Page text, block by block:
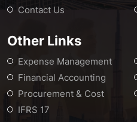
Contact Us
Other Links
Expense Management
Financial Accounting
Procurement & Cost
IFRS 17